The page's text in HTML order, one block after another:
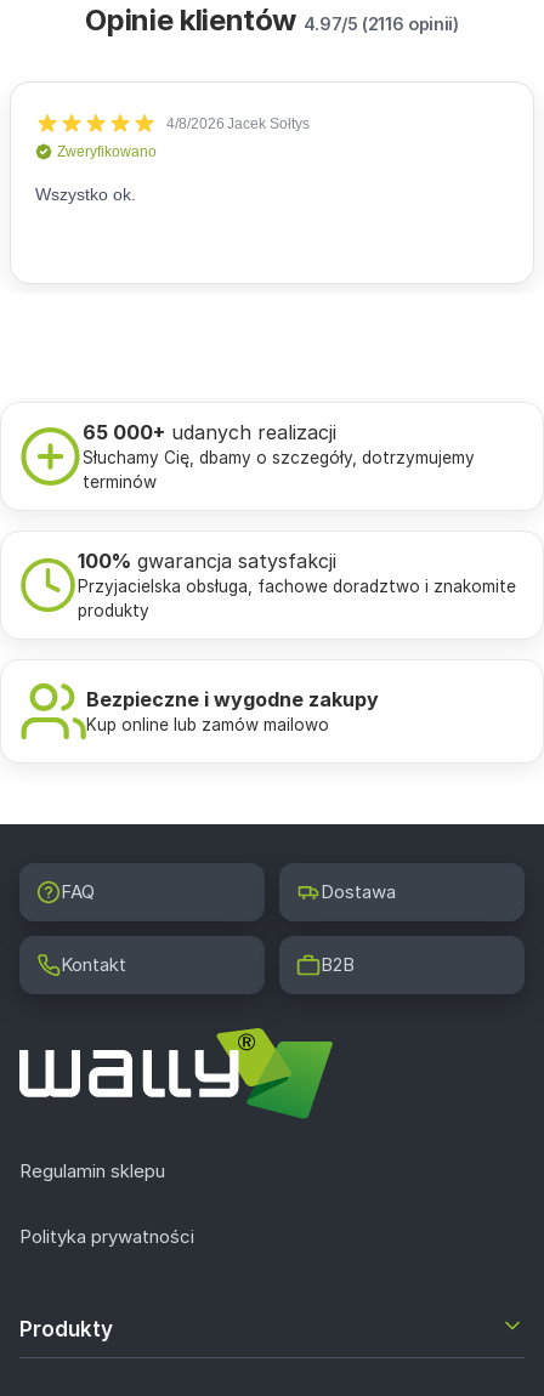
Opinie klientów 4.97/5 (2116 opinii)
65 000+ udanych realizacji
Słuchamy Cię, dbamy o szczegóły, dotrzymujemy
terminów
100% gwarancja satysfakcji
Przyjacielska obsługa, fachowe doradztwo i znakomite
produkty
Bezpieczne i wygodne zakupy
Kup online lub zamów mailowo
FAQ Dostawa
Kontakt B2B
Regulamin sklepu
Polityka prywatności
Produkty